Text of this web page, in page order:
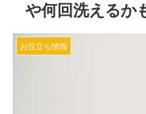
や何回洗えるか
お役立ち情報